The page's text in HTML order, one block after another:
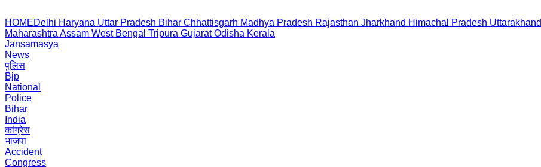
HOMEDelhi Haryana Uttar Pradesh Bihar Chhattisgarh Madhya Pradesh Rajasthan Jharkhand Himachal Pradesh Uttarakhand
Maharashtra Assam West Bengal Tripura Gujarat Odisha Kerala
Jansamasya
News
पुलिस
Bjp
National
Police
Bihar
India
कांग्रेस
भाजपा
Accident
Congress